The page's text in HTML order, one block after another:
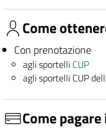
Come
Con prenotazione
agli sportelli CUP
agli sportelli CUP
Come